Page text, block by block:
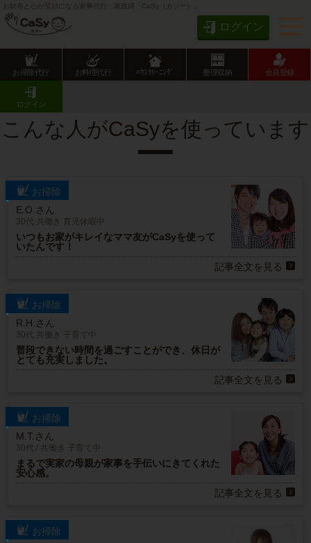
お財布と心が笑顔になる家事代行・家政婦「CaSy（カジー）」
ログイン
お掃除代行 お料理代行 ﾊｳｽｸﾘｰﾆﾝｸﾞ 整理収納 会員登録
ログイン
CaSy TOP
こんな人がCaSyを使っています
お掃除
E.O.さん
30代 共働き 育児休暇中
いつもお家がキレイなママ友がCaSyを使って
いたんです！
記事全文を見る
お掃除
R.H.さん
30代 共働き 子育て中
普段できない時間を過ごすことができ、休日が
とても充実しました。
記事全文を見る
お掃除
M.T.さん
30代 / 共働き 子育て中
まるで実家の母親が家事を手伝いにきてくれた
安心感。
記事全文を見る
お掃除